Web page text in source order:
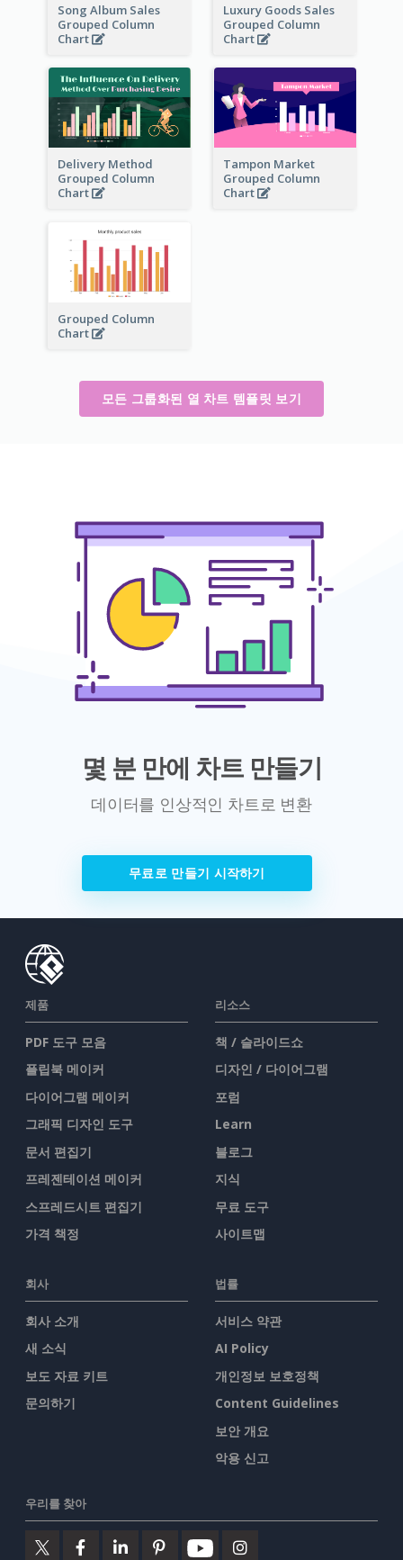
Song Album Sales
Grouped Column
Chart
Luxury Goods Sales
Grouped Column
Chart
Delivery Method
Grouped Column
Chart
Tampon Market
Grouped Column
Chart
Grouped Column
Chart
모든 그룹화된 열 차트 템플릿 보기
몇 분 만에 차트 만들기
데이터를 인상적인 차트로 변환
무료로 만들기 시작하기
제품
PDF 도구 모음
플립북 메이커
다이어그램 메이커
그래픽 디자인 도구
문서 편집기
프레젠테이션 메이커
스프레드시트 편집기
가격 책정
리소스
책 / 슬라이드쇼
디자인 / 다이어그램
포럼
Learn
블로그
지식
무료 도구
사이트맵
회사
회사 소개
새 소식
보도 자료 키트
문의하기
법률
서비스 약관
AI Policy
개인정보 보호정책
Content Guidelines
보안 개요
악용 신고
우리를 찾아